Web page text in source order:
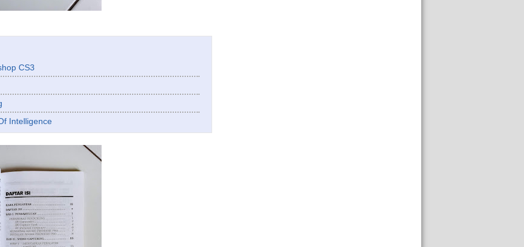
CS3
Intelligence